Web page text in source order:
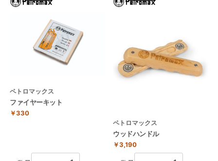
ペトロマックス
ファイヤーキット
￥330
ペトロマックス
ウッドハンドル
￥3,190